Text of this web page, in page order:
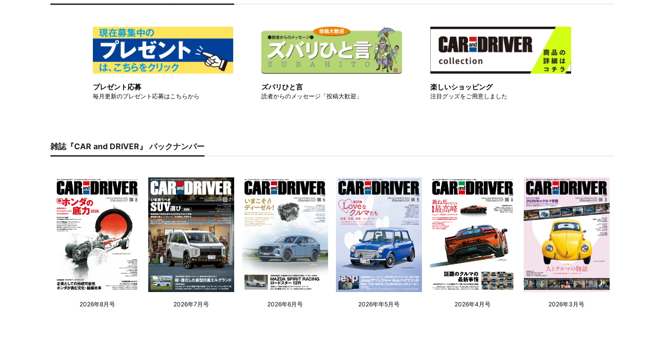
プレゼント応募
毎月更新のプレゼント応募はこちらから
ズバリひと言
読者からのメッセージ「投稿大歓迎」
楽しいショッピング
注目グッズをご用意しました
雑誌『CAR and DRIVER』 バックナンバー
2026年8月号 2026年7月号 2026年6月号 2026年年5月号 2026年4月号 2026年3月号